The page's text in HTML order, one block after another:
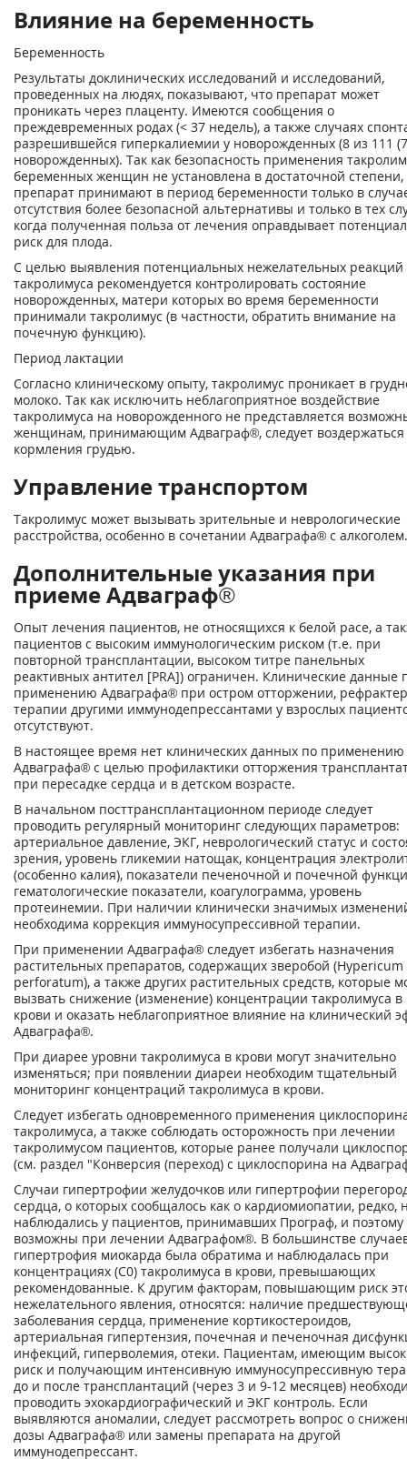
Влияние на беременность
Беременность
Результаты доклинических исследований и исследований,
проведенных на людях, показывают, что препарат может
проникать через плаценту. Имеются сообщения о
преждевременных родах (< 37 недель), а также случаях
разрешившейся гиперкалиемии у новорожденных (8 из 111
новорожденных). Так как безопасность применения
беременных женщин не установлена в достаточной степени,
препарат принимают в период беременности только в
отсутствия более безопасной альтернативы и только в тех
когда полученная польза от лечения оправдывает
риск для плода.
С целью выявления потенциальных нежелательных реакций
такролимуса рекомендуется контролировать состояние
новорожденных, матери которых во время беременности
принимали такролимус (в частности, обратить внимание на
почечную функцию).
Период лактации
Согласно клиническому опыту, такролимус проникает в
молоко. Так как исключить неблагоприятное воздействие
такролимуса на новорожденного не представляется
женщинам, принимающим Адваграф®, следует воздержаться
кормления грудью.
Управление транспортом
Такролимус может вызывать зрительные и неврологические
расстройства, особенно в сочетании Адваграфа® с алкоголем.
Дополнительные указания при
приеме Адваграф®
Опыт лечения пациентов, не относящихся к белой расе, а
пациентов с высоким иммунологическим риском (т.е. при
повторной трансплантации, высоком титре панельных
реактивных антител [PRA]) ограничен. Клинические данные
применению Адваграфа® при остром отторжении,
терапии другими иммунодепрессантами у взрослых
отсутствуют.
В настоящее время нет клинических данных по применению
Адваграфа® с целью профилактики отторжения
при пересадке сердца и в детском возрасте.
В начальном посттрансплантационном периоде следует
проводить регулярный мониторинг следующих параметров:
артериальное давление, ЭКГ, неврологический статус и
зрения, уровень гликемии натощак, концентрация
(особенно калия), показатели печеночной и почечной
гематологические показатели, коагулограмма, уровень
протеинемии. При наличии клинически значимых
необходима коррекция иммуносупрессивной терапии.
При применении Адваграфа® следует избегать назначения
растительных препаратов, содержащих зверобой (Hypericum
perforatum), а также других растительных средств, которые
вызвать снижение (изменение) концентрации такролимуса в
крови и оказать неблагоприятное влияние на клинический
Адваграфа®.
При диарее уровни такролимуса в крови могут значительно
изменяться; при появлении диареи необходим тщательный
мониторинг концентраций такролимуса в крови.
Следует избегать одновременного применения
такролимуса, а также соблюдать осторожность при лечении
такролимусом пациентов, которые ранее получали
(см. раздел "Конверсия (переход) с циклоспорина на
Случаи гипертрофии желудочков или гипертрофии
сердца, о которых сообщалось как о кардиомиопатии, редко,
наблюдались у пациентов, принимавших Програф, и поэтому
возможны при лечении Адваграфом®. В большинстве
гипертрофия миокарда была обратима и наблюдалась при
концентрациях (С0) такролимуса в крови, превышающих
рекомендованные. К другим факторам, повышающим риск
нежелательного явления, относятся: наличие
заболевания сердца, применение кортикостероидов,
артериальная гипертензия, почечная и печеночная
инфекций, гиперволемия, отеки. Пациентам, имеющим
риск и получающим интенсивную иммуносупрессивную
до и после трансплантаций (через 3 и 9-12 месяцев)
проводить эхокардиографический и ЭКГ контроль. Если
выявляются аномалии, следует рассмотреть вопрос о
дозы Адваграфа® или замены препарата на другой
иммунодепрессант.